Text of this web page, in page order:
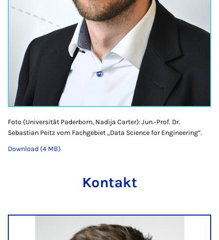
Foto (Universität Paderborn, Nadija Carter): Jun.-Prof. Dr.
Sebastian Peitz vom Fachgebiet „Data Science for Engineering“.
Download (4 MB)
Kontakt